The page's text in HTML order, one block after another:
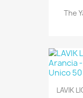
The
LAVIK